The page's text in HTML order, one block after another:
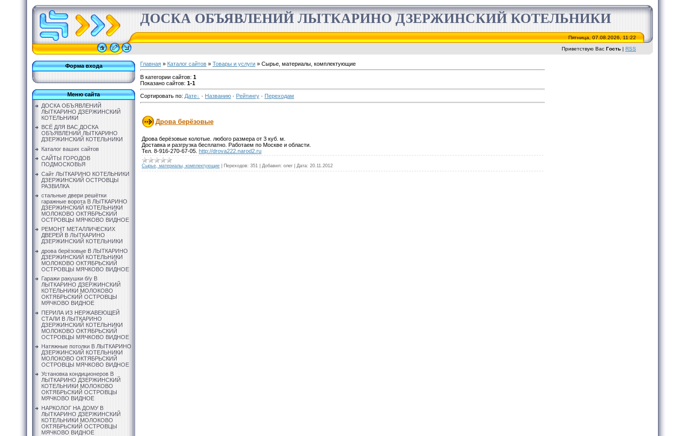
ДОСКА ОБЪЯВЛЕНИЙ ЛЫТКАРИНО ДЗЕРЖИНСКИЙ КОТЕЛЬНИКИ
Пятница, 07.08.2026, 11:22
Приветствую Вас Гость | RSS
Форма входа
Меню сайта
ДОСКА ОБЪЯВЛЕНИЙ
ЛЫТКАРИНО ДЗЕРЖИНСКИЙ
КОТЕЛЬНИКИ
ВСЁ ДЛЯ ВАС ДОСКА
ОБЪЯВЛЕНИЙ ЛЫТКАРИНО
ДЗЕРЖИНСКИЙ КОТЕЛЬНИКИ
Каталог ваших сайтов
САЙТЫ ГОРОДОВ
ПОДМОСКОВЬЯ
Сайт ЛЫТКАРИНО КОТЕЛЬНИКИ
ДЗЕРЖИНСКИЙ ОСТРОВЦЫ
РАЗВИЛКА
стальные двери решётки
гаражные ворота В ЛЫТКАРИНО
ДЗЕРЖИНСКИЙ КОТЕЛЬНИКИ
МОЛОКОВО ОКТЯБРЬСКИЙ
ОСТРОВЦЫ МЯЧКОВО ВИДНОЕ
РЕМОНТ МЕТАЛЛИЧЕСКИХ
ДВЕРЕЙ В ЛЫТКАРИНО
ДЗЕРЖИНСКИЙ КОТЕЛЬНИКИ
дрова берёзовые В ЛЫТКАРИНО
ДЗЕРЖИНСКИЙ КОТЕЛЬНИКИ
МОЛОКОВО ОКТЯБРЬСКИЙ
ОСТРОВЦЫ МЯЧКОВО ВИДНОЕ
Гаражи ракушки б/у В
ЛЫТКАРИНО ДЗЕРЖИНСКИЙ
КОТЕЛЬНИКИ МОЛОКОВО
ОКТЯБРЬСКИЙ ОСТРОВЦЫ
МЯЧКОВО ВИДНОЕ
ПЕРИЛА ИЗ НЕРЖАВЕЮЩЕЙ
СТАЛИ В ЛЫТКАРИНО
ДЗЕРЖИНСКИЙ КОТЕЛЬНИКИ
МОЛОКОВО ОКТЯБРЬСКИЙ
ОСТРОВЦЫ МЯЧКОВО ВИДНОЕ
Натяжные потолки В ЛЫТКАРИНО
ДЗЕРЖИНСКИЙ КОТЕЛЬНИКИ
МОЛОКОВО ОКТЯБРЬСКИЙ
ОСТРОВЦЫ МЯЧКОВО ВИДНОЕ
Установка кондиционеров В
ЛЫТКАРИНО ДЗЕРЖИНСКИЙ
КОТЕЛЬНИКИ МОЛОКОВО
ОКТЯБРЬСКИЙ ОСТРОВЦЫ
МЯЧКОВО ВИДНОЕ
НАРКОЛОГ НА ДОМУ В
ЛЫТКАРИНО ДЗЕРЖИНСКИЙ
КОТЕЛЬНИКИ МОЛОКОВО
ОКТЯБРЬСКИЙ ОСТРОВЦЫ
МЯЧКОВО ВИДНОЕ
Главная » Каталог сайтов » Товары и услуги » Сырье, материалы, комплектующие
В категории сайтов: 1
Показано сайтов: 1-1
Сортировать по: Дате · Названию · Рейтингу · Переходам
Дрова берёзовые
Дрова берёзовые колотые. любого размера от 3 куб. м.
Доставка и разгрузка бесплатно. Работаем по Москве и области.
Тел. 8-916-270-67-05. http://drova222.narod2.ru
Сырье, материалы, комплектующие Переходов: 351 Добавил: олег Дата: 20.11.2012